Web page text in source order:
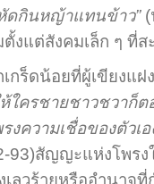
หัดกินหญ้าแทนข้าว”(
งแต่สังคมเล็ก ๆ ที่
กร็ดน้อยที่ผู้เขียงแฝ
ใครชายชาวชวาก็
งความเชื่อของตัว
93)สัญญะแห่งโพรง
ลวร้ายหรืออำนาจ